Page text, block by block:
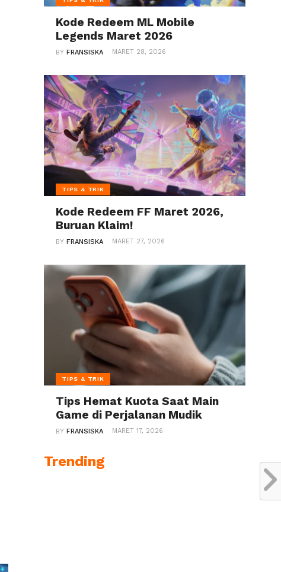
Kode Redeem ML Mobile
Legends Maret 2026
BYFRANSISKA MARET 28, 2026
TIPS & TRIK
Kode Redeem FF Maret 2026,
Buruan Klaim!
BYFRANSISKA MARET 27, 2026
TIPS & TRIK
Tips Hemat Kuota Saat Main
Game di Perjalanan Mudik
BYFRANSISKA MARET 17, 2026
Trending